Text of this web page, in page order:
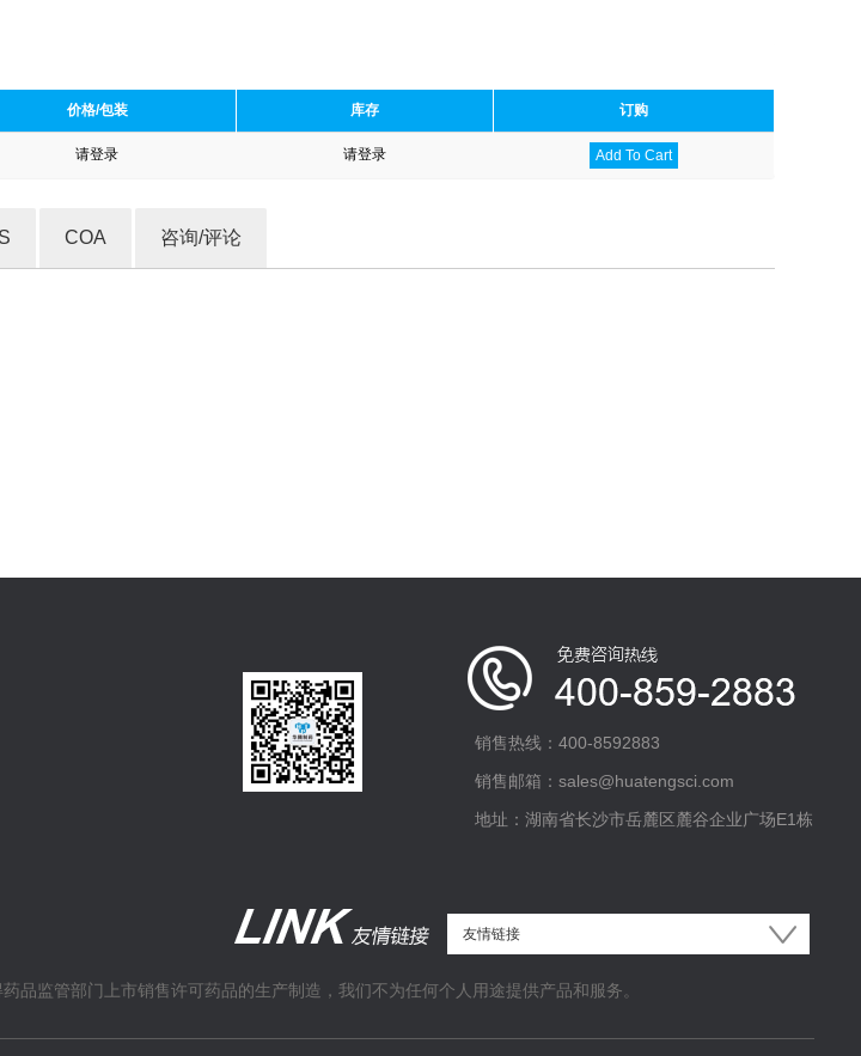
价格/包装 库存 订购
请登录 请登录 Add To Cart
COA 咨询/评论
销售热线：400-8592883
销售邮箱：sales@huatengsci.com
地址：湖南省长沙市岳麓区麓谷企业广场E1栋
监管部门上市销售许可药品的生产制造，我们不为任何个人用途提供产品和服务。